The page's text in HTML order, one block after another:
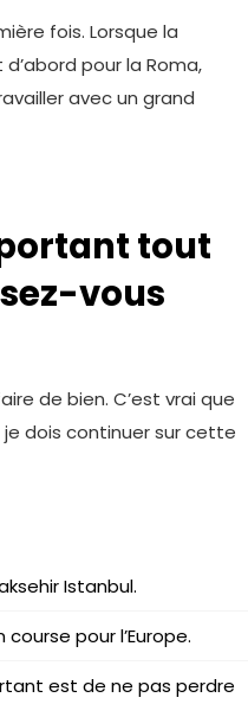
fois. Lorsque la
pour la Roma,
avec un grand
tout
vous
de bien. C’est vrai que
je dois continuer sur cette
Istanbul.
pour l’Europe.
est de ne pas perdre